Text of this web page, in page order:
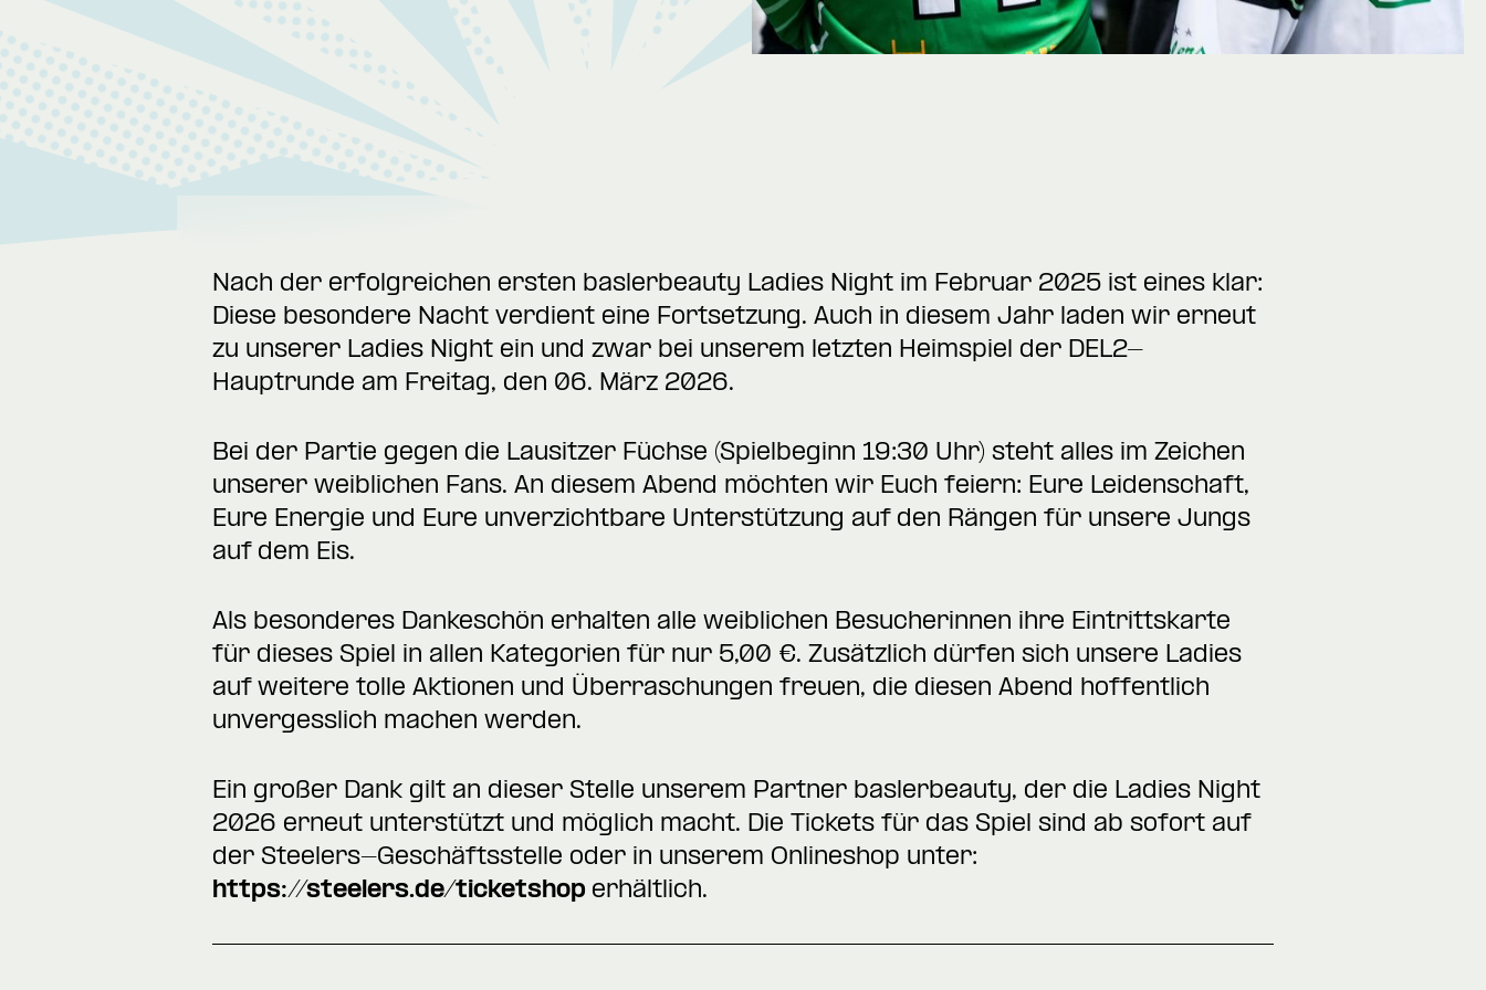
Nach der erfolgreichen ersten baslerbeauty Ladies Night im Februar 2025 ist eines klar:
Diese besondere Nacht verdient eine Fortsetzung. Auch in diesem Jahr laden wir erneut
zu unserer Ladies Night ein und zwar bei unserem letzten Heimspiel der DEL2-
Hauptrunde am Freitag, den 06. März 2026.
Bei der Partie gegen die Lausitzer Füchse (Spielbeginn 19:30 Uhr) steht alles im Zeichen
unserer weiblichen Fans. An diesem Abend möchten wir Euch feiern: Eure Leidenschaft,
Eure Energie und Eure unverzichtbare Unterstützung auf den Rängen für unsere Jungs
auf dem Eis.
Als besonderes Dankeschön erhalten alle weiblichen Besucherinnen ihre Eintrittskarte
für dieses Spiel in allen Kategorien für nur 5,00 €. Zusätzlich dürfen sich unsere Ladies
auf weitere tolle Aktionen und Überraschungen freuen, die diesen Abend hoffentlich
unvergesslich machen werden.
Ein großer Dank gilt an dieser Stelle unserem Partner baslerbeauty, der die Ladies Night
2026 erneut unterstützt und möglich macht. Die Tickets für das Spiel sind ab sofort auf
der Steelers-Geschäftsstelle oder in unserem Onlineshop unter:
https://steelers.de/ticketshop erhältlich.